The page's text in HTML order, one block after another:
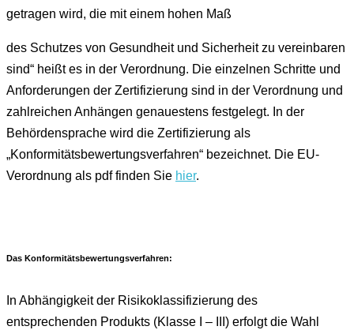
getragen wird, die mit einem hohen Maß
des Schutzes von Gesundheit und Sicherheit zu vereinbaren
sind“ heißt es in der Verordnung. Die einzelnen Schritte und
Anforderungen der Zertifizierung sind in der Verordnung und
zahlreichen Anhängen genauestens festgelegt. In der
Behördensprache wird die Zertifizierung als
„Konformitätsbewertungsverfahren“ bezeichnet. Die EU-
Verordnung als pdf finden Sie hier.
Das Konformitätsbewertungsverfahren:
In Abhängigkeit der Risikoklassifizierung des
entsprechenden Produkts (Klasse I – III) erfolgt die Wahl